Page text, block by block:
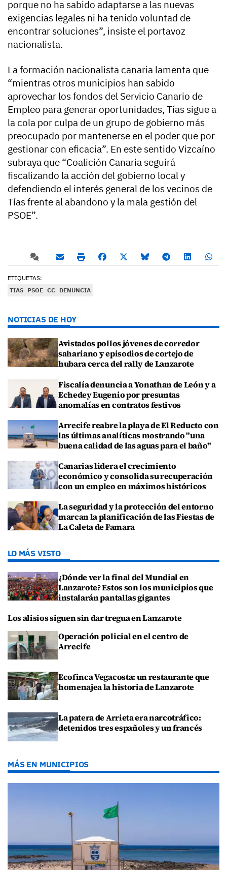
porque no ha sabido adaptarse a las nuevas
exigencias legales ni ha tenido voluntad de
encontrar soluciones”, insiste el portavoz
nacionalista.
La formación nacionalista canaria lamenta que
“mientras otros municipios han sabido
aprovechar los fondos del Servicio Canario de
Empleo para generar oportunidades, Tías sigue a
la cola por culpa de un grupo de gobierno más
preocupado por mantenerse en el poder que por
gestionar con eficacia”. En este sentido Vizcaíno
subraya que “Coalición Canaria seguirá
fiscalizando la acción del gobierno local y
defendiendo el interés general de los vecinos de
Tías frente al abandono y la mala gestión del
PSOE”.
ETIQUETAS:
TIAS PSOE CC DENUNCIA
NOTICIAS DE HOY
Avistados pollos jóvenes de corredor
sahariano y episodios de cortejo de
hubara cerca del rally de Lanzarote
Fiscalía denuncia a Yonathan de León y a
Echedey Eugenio por presuntas
anomalías en contratos festivos
Arrecife reabre la playa de El Reducto con
las últimas analíticas mostrando "una
buena calidad de las aguas para el baño"
Canarias lidera el crecimiento
económico y consolida su recuperación
con un empleo en máximos históricos
La seguridad y la protección del entorno
marcan la planificación de las Fiestas de
La Caleta de Famara
LO MÁS VISTO
¿Dónde ver la final del Mundial en
Lanzarote? Estos son los municipios que
instalarán pantallas gigantes
Los alisios siguen sin dar tregua en Lanzarote
Operación policial en el centro de
Arrecife
Ecofinca Vegacosta: un restaurante que
homenajea la historia de Lanzarote
La patera de Arrieta era narcotráfico:
detenidos tres españoles y un francés
MÁS EN MUNICIPIOS